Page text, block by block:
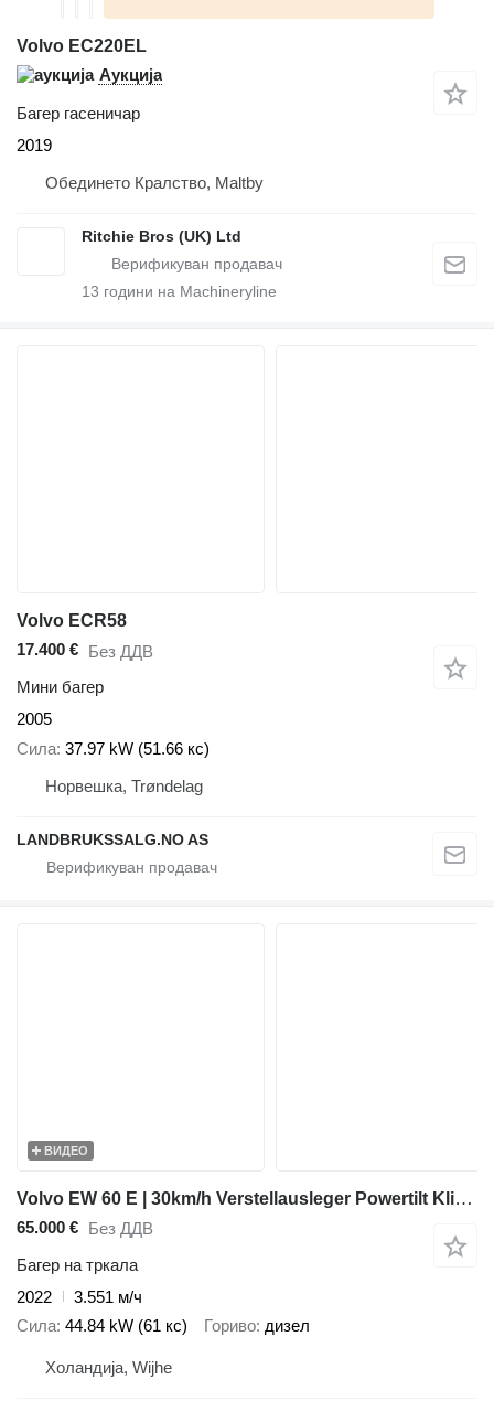
Volvo EC220EL
Аукција
Багер гасеничар
2019
Обединето Кралство, Maltby
Ritchie Bros (UK) Ltd
13 години на Machineryline
Volvo ECR58
17.400 € Без ДДВ
Мини багер
2005
Сила 37.97 kW (51.66 кс)
Норвешка, Trøndelag
LANDBRUKSSALG.NO AS
ВИДЕО
Volvo EW 60 E | 30km/h Verstellausleger Powertilt Klima
65.000 € Без ДДВ
Багер на тркала
2022
3.551 м/ч
Сила 44.84 kW (61 кс) Гориво дизел
Холандија, Wijhe